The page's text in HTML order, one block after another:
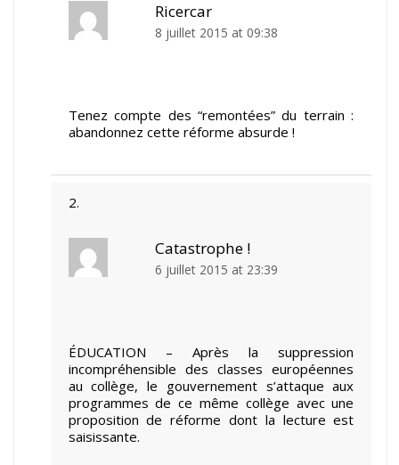
Ricercar
8 juillet 2015 at 09:38
Tenez compte des “remontées” du terrain :
abandonnez cette réforme absurde !
Catastrophe !
6 juillet 2015 at 23:39
ÉDUCATION – Après la suppression
incompréhensible des classes européennes
au collège, le gouvernement s’attaque aux
programmes de ce même collège avec une
proposition de réforme dont la lecture est
saisissante.